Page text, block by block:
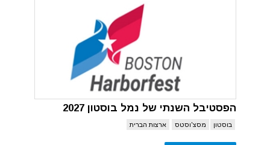
הפסטיבל השנתי של נמל בוסטון 2027
בוסטון מסצ'וסטס ארצות הברית